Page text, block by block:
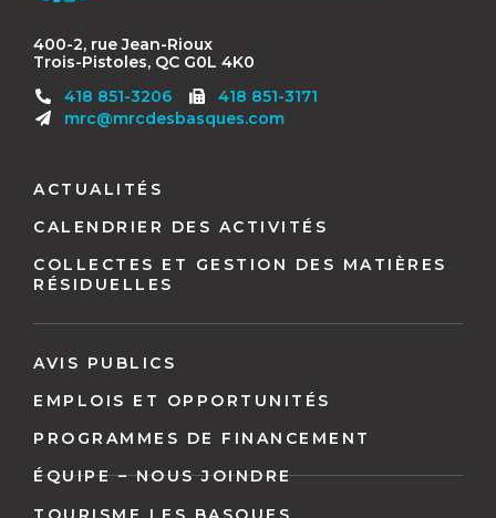
400-2, rue Jean-Rioux
Trois-Pistoles, QC G0L 4K0
418 851-3206
Télécopieur
:
418 851-3171
mrc@mrcdesbasques.com
pied
de
page
ACTUALITÉS
CALENDRIER DES ACTIVITÉS
COLLECTES ET GESTION DES MATIÈRES
RÉSIDUELLES
AVIS PUBLICS
EMPLOIS ET OPPORTUNITÉS
PROGRAMMES DE FINANCEMENT
ÉQUIPE – NOUS JOINDRE